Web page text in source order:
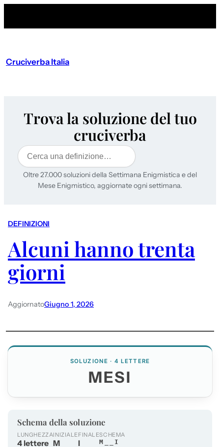
Cruciverba Italia
Trova la soluzione del tuo
cruciverba
Cerca
Oltre 27.000 soluzioni della Settimana Enigmistica e del
Mese Enigmistico, aggiornate ogni settimana.
DEFINIZIONI
Alcuni hanno trenta
giorni
AggiornatoGiugno 1, 2026
SOLUZIONE · 4 LETTERE
MESI
Schema della soluzione
LUNGHEZZA
4 lettere
INIZIALE
M
FINALE
I
SCHEMA
M__I